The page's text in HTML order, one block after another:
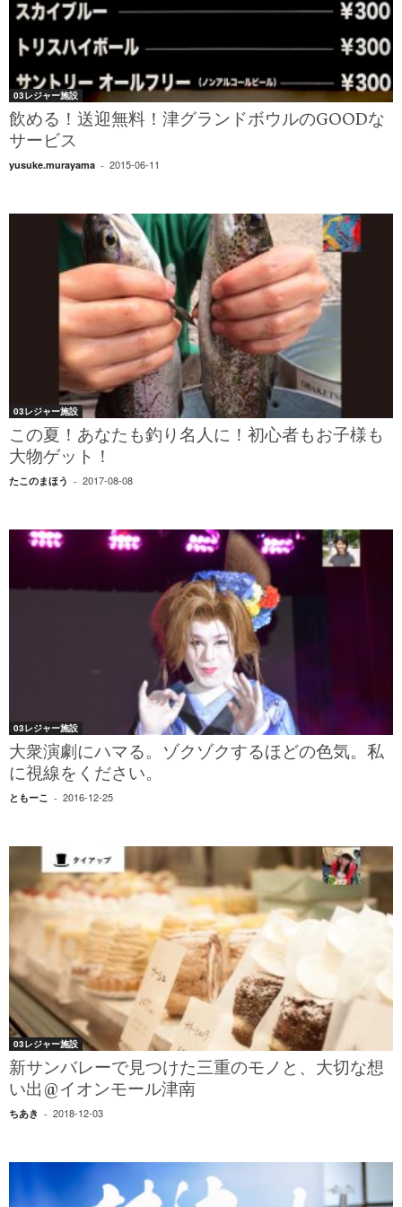
03レジャー施設
飲める！送迎無料！津グランドボウルのGOODな
サービス
yusuke.murayama - 2015-06-11
03レジャー施設
この夏！あなたも釣り名人に！初心者もお子様も
大物ゲット！
たこのまほう - 2017-08-08
03レジャー施設
大衆演劇にハマる。ゾクゾクするほどの色気。私
に視線をください。
ともーこ - 2016-12-25
03レジャー施設
新サンバレーで見つけた三重のモノと、大切な想
い出@イオンモール津南
ちあき - 2018-12-03